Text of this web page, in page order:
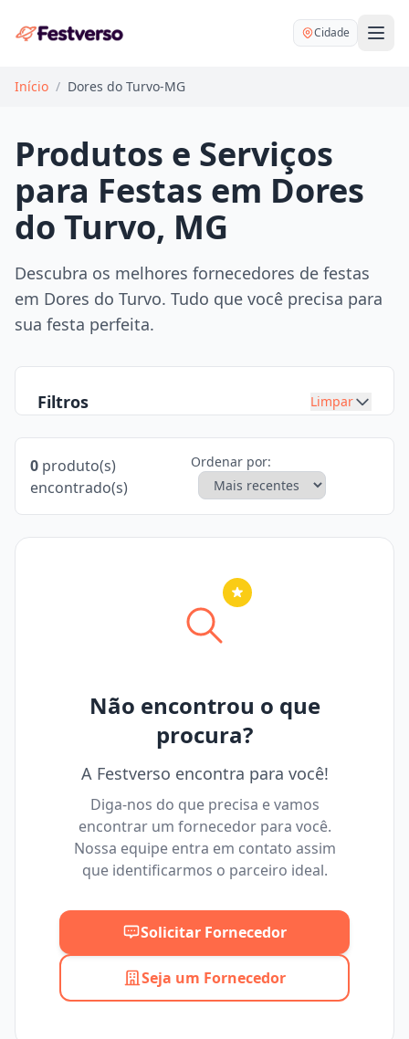
Cidade
Balões delivery
Decoração personalizada
Pegue e Monte
Festa na mesa
Mesas e cadeiras
Buffet
DJ
Início / Dores do Turvo-MG
Produtos e Serviços
para Festas em Dores
do Turvo, MG
Descubra os melhores fornecedores de festas
em Dores do Turvo. Tudo que você precisa para
sua festa perfeita.
Filtros Limpar
Máximo
0 produto(s)
encontrado(s)
Ordenar por:
Não encontrou o que
procura?
A Festverso encontra para você!
Diga-nos do que precisa e vamos
encontrar um fornecedor para você.
Nossa equipe entra em contato assim
que identificarmos o parceiro ideal.
Solicitar Fornecedor
Seja um Fornecedor